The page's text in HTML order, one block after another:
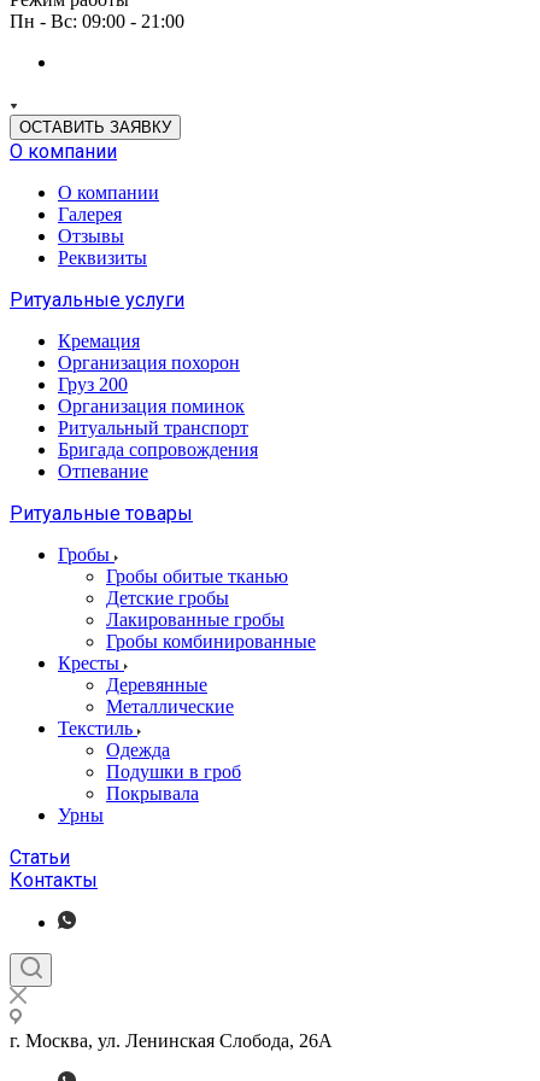
Пн - Вс: 09:00 - 21:00
ОСТАВИТЬ ЗАЯВКУ
О компании
О компании
Галерея
Отзывы
Реквизиты
Ритуальные услуги
Кремация
Организация похорон
Груз 200
Организация поминок
Ритуальный транспорт
Бригада сопровождения
Отпевание
Ритуальные товары
Гробы
Гробы обитые тканью
Детские гробы
Лакированные гробы
Гробы комбинированные
Кресты
Деревянные
Металлические
Текстиль
Одежда
Подушки в гроб
Покрывала
Урны
Статьи
Контакты
г. Москва, ул. Ленинская Слобода, 26А